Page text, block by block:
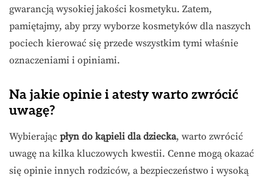
gwarancją wysokiej jakości kosmetyku. Zatem,
pamiętajmy, aby przy wyborze kosmetyków dla naszych
pociech kierować się przede wszystkim tymi właśnie
oznaczeniami i opiniami.
Na jakie opinie i atesty warto zwrócić
uwagę?
Wybierając płyn do kąpieli dla dziecka, warto zwrócić
uwagę na kilka kluczowych kwestii. Cenne mogą okazać
się opinie innych rodziców, a bezpieczeństwo i wysoką